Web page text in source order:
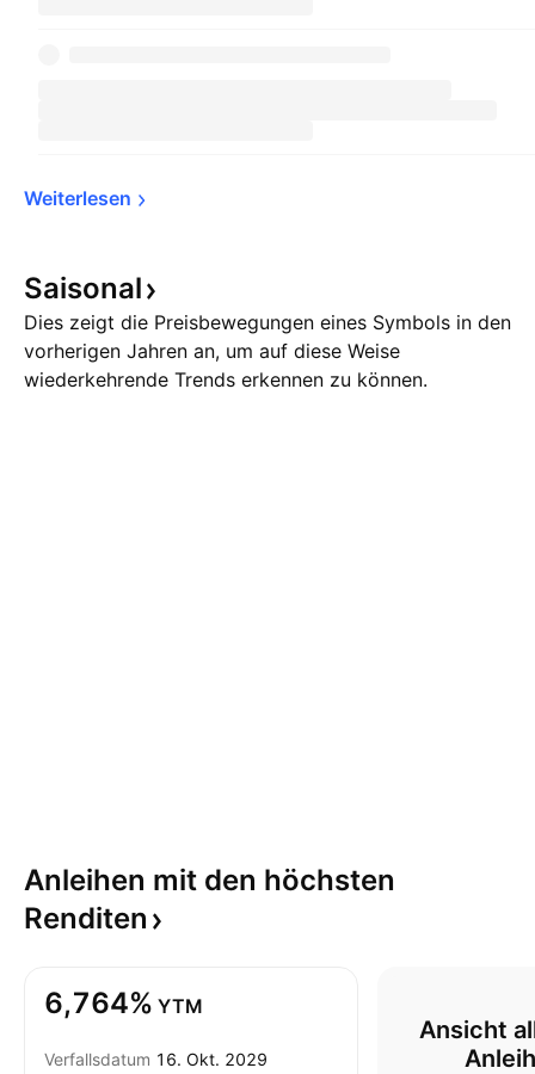
Weiterlesen
Saisonal
Dies zeigt die Preisbewegungen eines Symbols in den
vorherigen Jahren an, um auf diese Weise
wiederkehrende Trends erkennen zu können.
Anleihen mit den höchsten
Renditen
6,764% YTM
Verfallsdatum 16. Okt. 2029
Ansicht